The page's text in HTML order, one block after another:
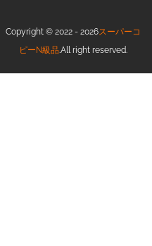
Copyright © 2022 - 2026スーパーコ
ピーN級品.All right reserved.